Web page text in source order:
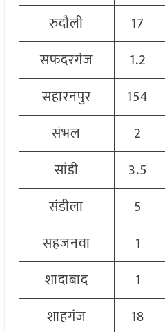
रुदौली
17
सफदरगंज
1.2
सहारनपुर
154
संभल
2
सांडी
3.5
संडीला
5
सहजनवा
1
शादाबाद
1
शाहगंज
18